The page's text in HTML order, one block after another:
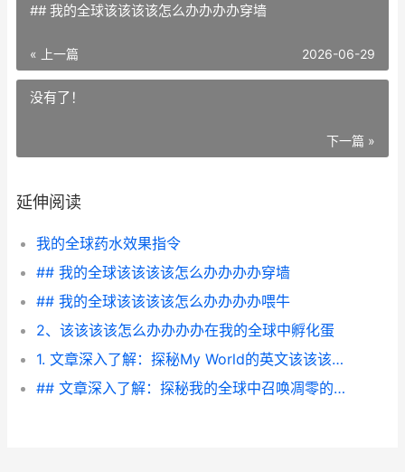
## 我的全球该该该该怎么办办办办穿墙
« 上一篇 2026-06-29
没有了！
下一篇 »
延伸阅读
我的全球药水效果指令
## 我的全球该该该该怎么办办办办穿墙
## 我的全球该该该该怎么办办办办喂牛
2、该该该该怎么办办办办在我的全球中孵化蛋
1. 文章深入了解：探秘My World的英文该该该该怎么办办办办读
## 文章深入了解：探秘我的全球中召唤凋零的奥秘